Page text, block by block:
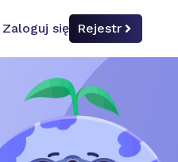
Zaloguj się Rejestr